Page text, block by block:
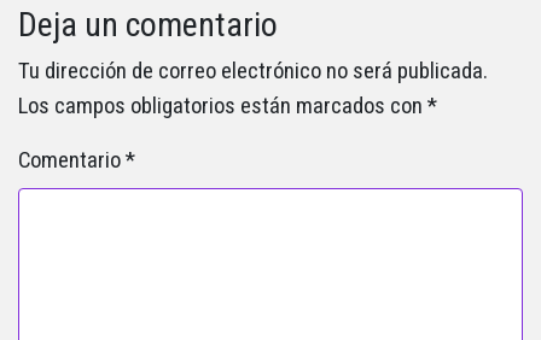
Deja un comentario
Tu dirección de correo electrónico no será publicada.
Los campos obligatorios están marcados con *
Comentario*